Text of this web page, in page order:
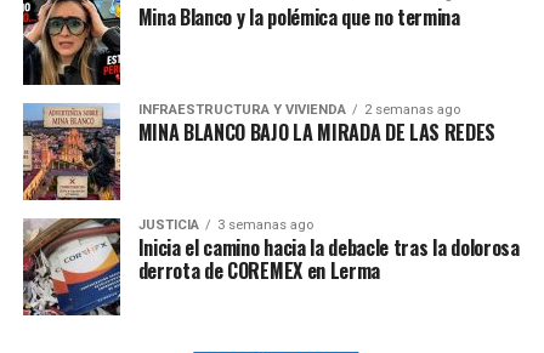
El gobernador de Puebla aseguró que se aplicará la ley
Mina Blanco y la polémica que no termina
INFRAESTRUCTURA Y VIVIENDA 2 semanas ago
MINA BLANCO BAJO LA MIRADA DE LAS REDES
JUSTICIA 3 semanas ago
Inicia el camino hacia la debacle tras la dolorosa
derrota de COREMEX en Lerma